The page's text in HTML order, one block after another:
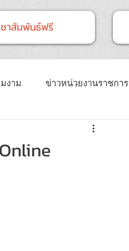
าสัมพันธ์ฟรี
งาม ข่าวหน่วยงานราชการ